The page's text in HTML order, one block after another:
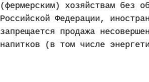
(фермерским) хозяйствам без
Российской Федерации,
запрещается продажа
напитков (в том числе